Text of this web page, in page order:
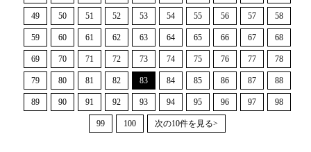
49 50 51 52 53 54 55 56 57 58
59 60 61 62 63 64 65 66 67 68
69 70 71 72 73 74 75 76 77 78
79 80 81 82 83 84 85 86 87 88
89 90 91 92 93 94 95 96 97 98
99 100 次の10件を見る>